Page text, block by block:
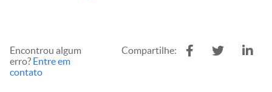
Encontrou algum
erro? Entre em
contato
Compartilhe: